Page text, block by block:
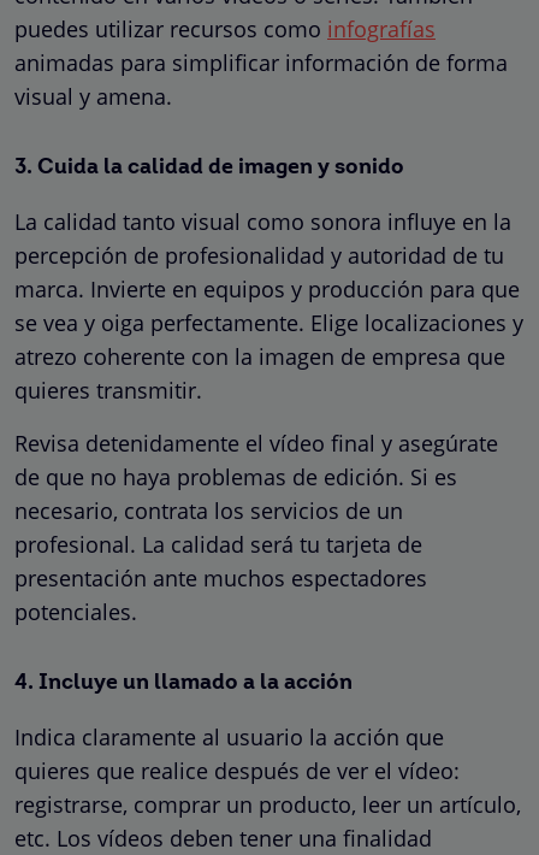
puedes utilizar recursos como infografías
animadas para simplificar información de forma
visual y amena.
3. Cuida la calidad de imagen y sonido
La calidad tanto visual como sonora influye en la
percepción de profesionalidad y autoridad de tu
marca. Invierte en equipos y producción para que
se vea y oiga perfectamente. Elige localizaciones y
atrezo coherente con la imagen de empresa que
quieres transmitir.
Revisa detenidamente el vídeo final y asegúrate
de que no haya problemas de edición. Si es
necesario, contrata los servicios de un
profesional. La calidad será tu tarjeta de
presentación ante muchos espectadores
potenciales.
4. Incluye un llamado a la acción
Indica claramente al usuario la acción que
quieres que realice después de ver el vídeo:
registrarse, comprar un producto, leer un artículo,
etc. Los vídeos deben tener una finalidad